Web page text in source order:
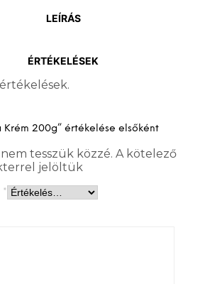
LEÍRÁS
ÉRTÉKELÉSEK
Krém 200g” értékelése elsőként
tesszük közzé. A kötelező
jelöltük
*